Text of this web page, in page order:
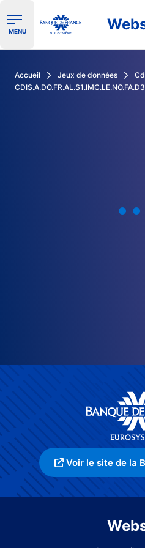
Ouvrir le menu de
MENU
Accueil Jeux de données
Voir le site de la